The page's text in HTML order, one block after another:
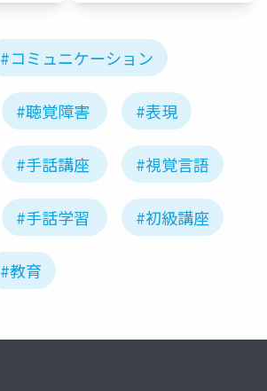
#コミュニケーション
#聴覚障害 #表現
#手話講座 #視覚言語
#手話学習 #初級講座
#教育